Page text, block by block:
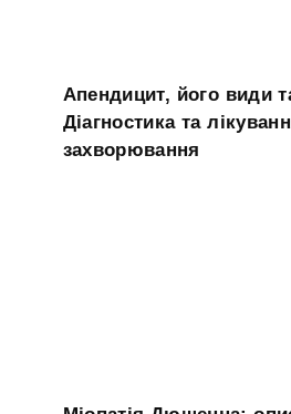
Апендицит, його види
Діагностика та
захворювання